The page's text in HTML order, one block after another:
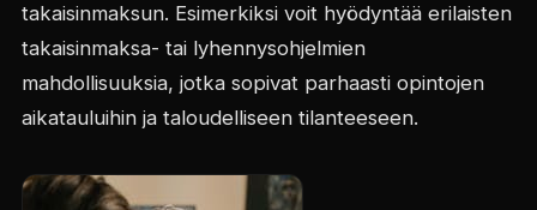
takaisinmaksun. Esimerkiksi voit hyödyntää erilaisten
takaisinmaksa- tai lyhennysohjelmien
mahdollisuuksia, jotka sopivat parhaasti opintojen
aikatauluihin ja taloudelliseen tilanteeseen.